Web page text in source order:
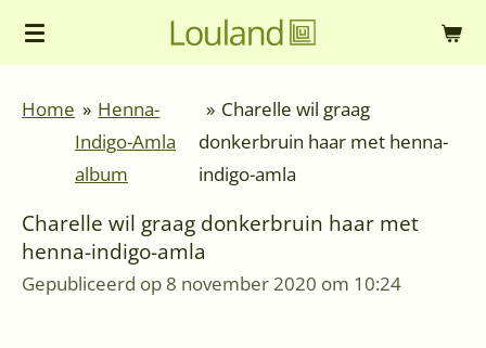
Ga
de
hoofdinhoud
Home » Henna-
Indigo-Amla
album
» Charelle wil graag
donkerbruin haar met henna-
indigo-amla
Charelle wil graag donkerbruin haar met
henna-indigo-amla
Gepubliceerd op 8 november 2020 om 10:24